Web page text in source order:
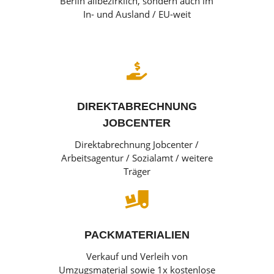
In- und Ausland / EU-weit

DIREKTABRECHNUNG
JOBCENTER
Direktabrechnung Jobcenter /
Arbeitsagentur / Sozialamt / weitere
Träger

PACKMATERIALIEN
Verkauf und Verleih von
Umzugsmaterial sowie 1x kostenlose